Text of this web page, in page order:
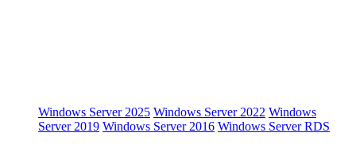
Windows Server 2025 Windows Server 2022 Windows
Server 2019 Windows Server 2016 Windows Server RDS